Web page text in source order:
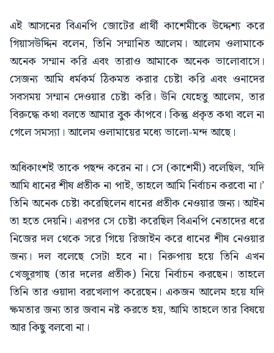
এই আসনের বিএনপি জোটের প্রার্থী কাশেমীকে উদ্দেশ্য করে
গিয়াসউদ্দিন বলেন, তিনি সম্মানিত আলেম। আলেম ওলামাকে
অনেক সম্মান করি এবং তারাও আমাকে অনেক ভালোবাসে।
সেজন্য আমি ধর্মকর্ম ঠিকমত করার চেষ্টা করি এবং ওনাদের
সবসময় সম্মান দেওয়ার চেষ্টা করি। উনি যেহেতু আলেম, তার
বিরুদ্ধে কথা বলতে আমার বুক কাঁপবে। কিন্তু প্রকৃত কথা বলে না
গেলে সমস্যা। আলেম ওলামায়ের মধ্যে ভালো-মন্দ আছে।
অধিকাংশই তাকে পছন্দ করেন না। সে (কাশেমী) বলেছিল, ‘যদি
আমি ধানের শীষ প্রতীক না পাই, তাহলে আমি নির্বাচন করবো না।’
তিনি অনেক চেষ্টা করেছিলেন ধানের প্রতীক নেওয়ার জন্য। আইন
তা হতে দেয়নি। এরপর সে চেষ্টা করেছিল বিএনপি নেতাদের ধরে
নিজের দল থেকে সরে গিয়ে রিজাইন করে ধানের শীষ নেওয়ার
জন্য। দল বলেছে সেটা হবে না। নিরুপায় হয়ে তিনি এখন
খেজুরগাছ (তার দলের প্রতীক) নিয়ে নির্বাচন করছেন। তাহলে
তিনি তার ওয়াদা বরখেলাপ করেছেন। একজন আলেম হয়ে যদি
ক্ষমতার জন্য তার জবান নষ্ট করতে হয়, আমি তাহলে তার বিষয়ে
আর কিছু বলবো না।